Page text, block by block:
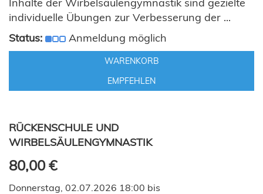
individuelle Übungen zur Verbesserung der ...
Status:
Anmeldung möglich
WARENKORB
EMPFEHLEN
RÜCKENSCHULE UND
WIRBELSÄULENGYMNASTIK
80,00 €
Donnerstag, 02.07.2026 18:00 bis